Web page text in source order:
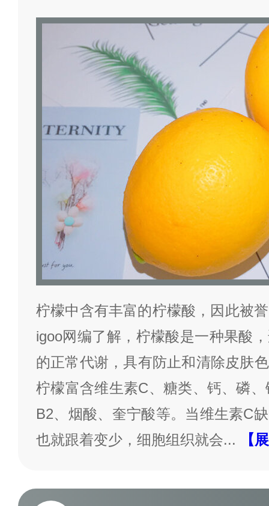
柠檬中含有丰富的柠檬酸，因此被
igoo网编了解，柠檬酸是一种果酸
的正常代谢，具有防止和清除皮肤
柠檬富含维生素C、糖类、钙、磷
B2、烟酸、奎宁酸等。当维生素C
也就跟着变少，细胞组织就会... 【